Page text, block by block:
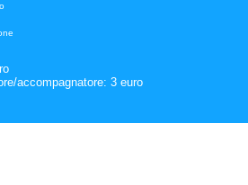
accompagnatore: 3 euro